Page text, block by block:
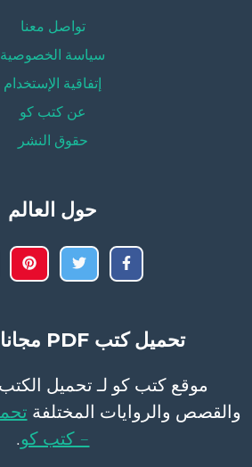
تواصل معنا
سياسة الخصوصية
إتفاقية الإستخدام
عن كتب كو
حقوق النشر
حول العالم
تحميل كتب PDF مجانا – كتب كو
والقصص والروايات المختلفة
– كتب كو.